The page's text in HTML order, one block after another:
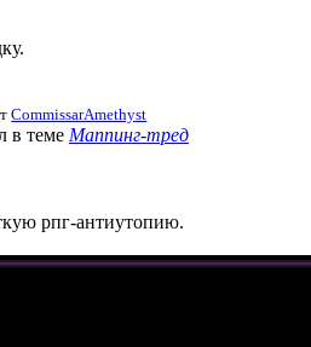
CommissarAmethyst
в теме Маппинг-тред
рпг-антиутопию.